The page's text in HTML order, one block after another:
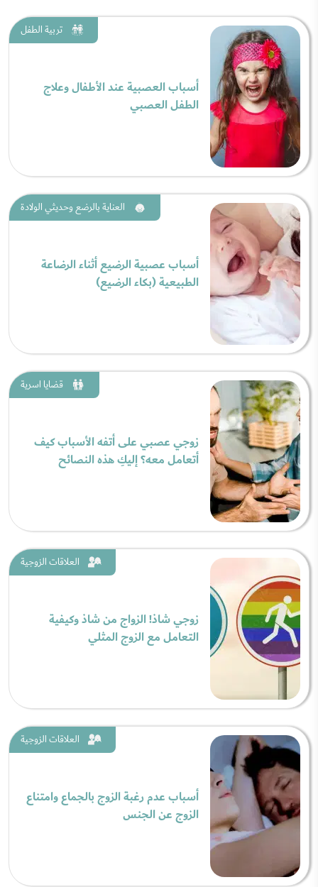
تربية الطفل
أسباب العصبية عند الأطفال وعلاج
الطفل العصبي
العناية بالرضع وحديثي الولادة
أسباب عصبية الرضيع أثناء الرضاعة
الطبيعية (بكاء الرضيع)
قضايا اسرية
زوجي عصبي على أتفه الأسباب كيف
أتعامل معه؟ إليكِ هذه النصائح
العلاقات الزوجية
زوجي شاذ! الزواج من شاذ وكيفية
التعامل مع الزوج المثلي
العلاقات الزوجية
أسباب عدم رغبة الزوج بالجماع وامتناع
الزوج عن الجنس